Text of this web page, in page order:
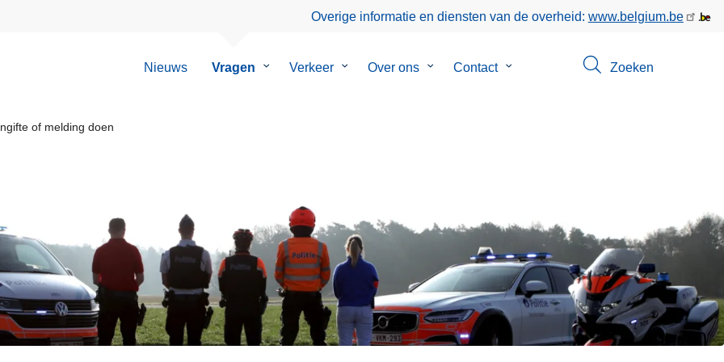
Overige informatie en diensten van de overheid: www.belgium.be
Nieuws Vragen
Submenu
Verkeer
SubmenuOver ons
Submenu
Contact
Submenu
Zoeken
of melding doen